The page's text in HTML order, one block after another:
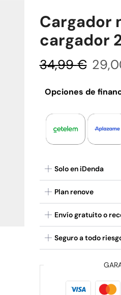
Cargador
cargador
34,99€
Opciones de
Solo en iDenda
Plan renove
Envío gratuito o
Seguro a todo